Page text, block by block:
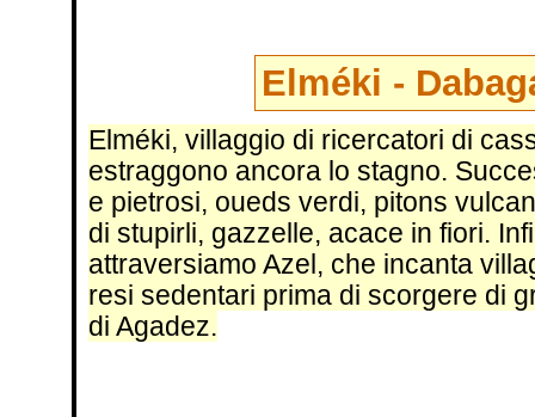
Elméki -
Elméki, villaggio di ricercatori di
estraggono ancora lo stagno.
e pietrosi, oueds verdi, pitons
di stupirli, gazzelle, acace in fiori.
attraversiamo Azel, che incanta
resi sedentari prima di scorgere di
di Agadez.